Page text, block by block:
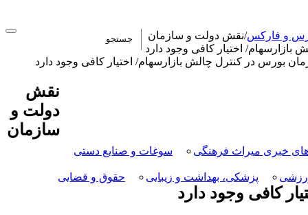
خبری میراث فرهنگی
سوغات و صنایع دستی
پزشکی، بهداشت و زیبایی
حقوق و قضایی
و فارکس/نقش دولت و سازمان
بازارسهام/ اختیار کافی وجود دارد
نقش
دولت و
سازمان
کافی وجود دارد